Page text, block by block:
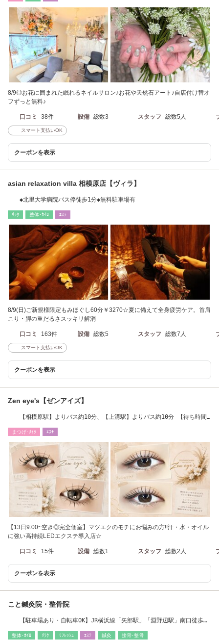
8/9◎お花に囲まれた眠れるネイルサロン♪お花や天然石アート♪自店付け替オ
フずっと無料♪
口コミ 38件 設備 総数3 スタッフ 総数5人
スマート支払いOK
クーポンを表示
asian relaxation villa 相模原店【ヴィラ】
◆北里大学病院バス停徒歩1分◆無料駐車場有
ﾘﾗｸ 整体･ｶｲﾛ ｴｽﾃ
8/9(日)ご新規様限定もみほぐし60分￥3270☆夏に備えて全身疲労ケア。首肩
こり・脚の重だるさスッキリ解消
口コミ 163件 設備 総数5 スタッフ 総数7人
スマート支払いOK
クーポンを表示
Zen eye's【ゼンアイズ】
【相模原駅】よりバス約10分、【上溝駅】よりバス約10分 【待ち時間
まつげ･ﾒｲｸ ｴｽﾃ
【13日9:00~空き◎完全個室】マツエクのモチにお悩みの方!!汗・水・オイル
に強い高持続LEDエクステ導入店☆
口コミ 15件 設備 総数1 スタッフ 総数2人
クーポンを表示
こと鍼灸院・整骨院
【駐車場あり・自転車OK】JR横浜線「矢部駅」「淵野辺駅」南口徒歩約
整体･ｶｲﾛ ﾘﾗｸ ﾘﾌﾚｯｼｭ ｴｽﾃ 鍼灸 接骨･整骨